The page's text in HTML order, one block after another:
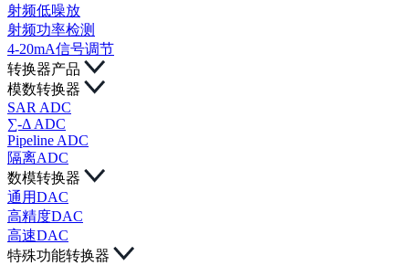
射频低噪放
射频功率检测
4-20mA信号调节
转换器产品
模数转换器
SAR ADC
∑-Δ ADC
Pipeline ADC
隔离ADC
数模转换器
通用DAC
高精度DAC
高速DAC
特殊功能转换器